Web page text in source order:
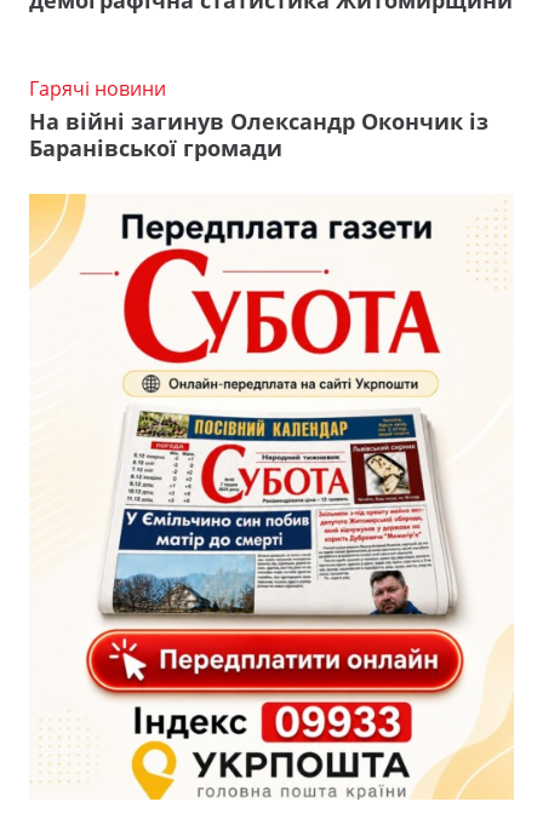
Гарячі новини
На війні загинув Олександр Окончик із
Баранівської громади